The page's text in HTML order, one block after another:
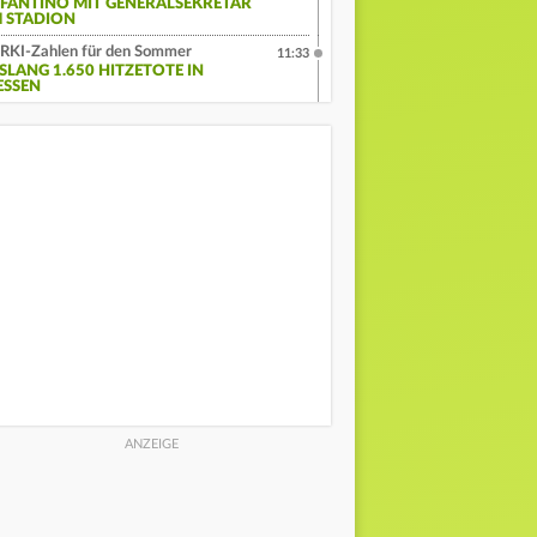
MIT GENERALSEKRETÄR
STADION
RKI-Zahlen für den Sommer
1.650 HITZETOTE IN
11:33